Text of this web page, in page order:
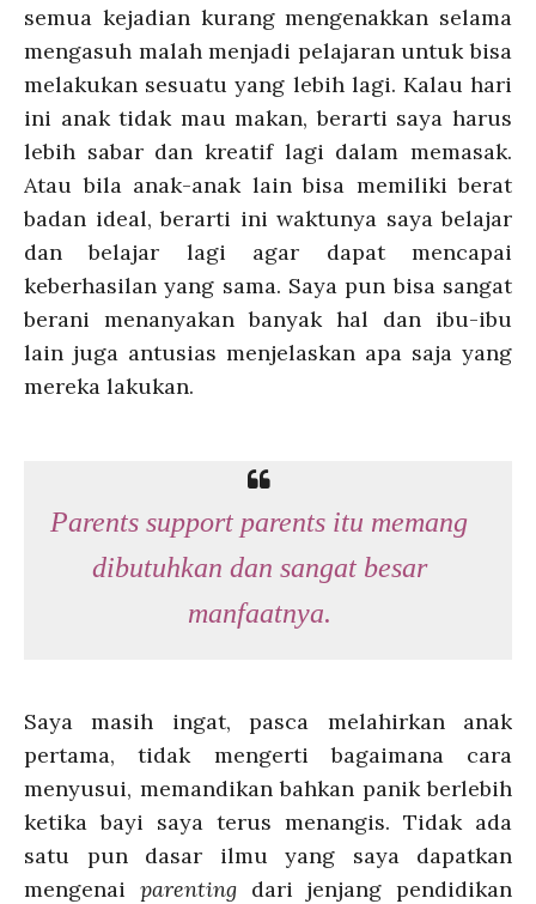
semua kejadian kurang mengenakkan selama
mengasuh malah menjadi pelajaran untuk bisa
melakukan sesuatu yang lebih lagi. Kalau hari
ini anak tidak mau makan, berarti saya harus
lebih sabar dan kreatif lagi dalam memasak.
Atau bila anak-anak lain bisa memiliki berat
badan ideal, berarti ini waktunya saya belajar
dan belajar lagi agar dapat mencapai
keberhasilan yang sama. Saya pun bisa sangat
berani menanyakan banyak hal dan ibu-ibu
lain juga antusias menjelaskan apa saja yang
mereka lakukan.
Parents support parents itu memang
dibutuhkan dan sangat besar
manfaatnya.
Saya masih ingat, pasca melahirkan anak
pertama, tidak mengerti bagaimana cara
menyusui, memandikan bahkan panik berlebih
ketika bayi saya terus menangis. Tidak ada
satu pun dasar ilmu yang saya dapatkan
mengenai parenting dari jenjang pendidikan